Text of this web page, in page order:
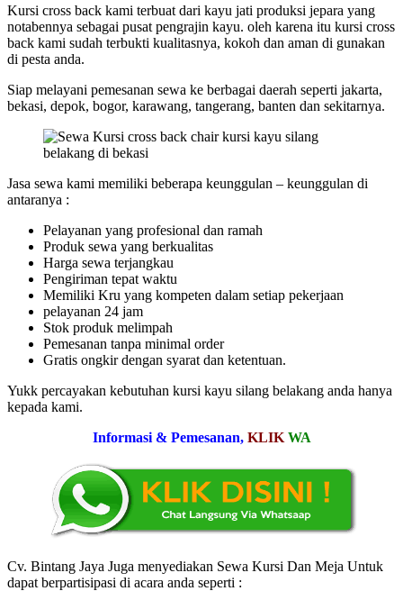
Kursi cross back kami terbuat dari kayu jati produksi jepara yang
notabennya sebagai pusat pengrajin kayu. oleh karena itu kursi cross
back kami sudah terbukti kualitasnya, kokoh dan aman di gunakan
di pesta anda.
Siap melayani pemesanan sewa ke berbagai daerah seperti jakarta,
bekasi, depok, bogor, karawang, tangerang, banten dan sekitarnya.
Jasa sewa kami memiliki beberapa keunggulan – keunggulan di
antaranya :
Pelayanan yang profesional dan ramah
Produk sewa yang berkualitas
Harga sewa terjangkau
Pengiriman tepat waktu
Memiliki Kru yang kompeten dalam setiap pekerjaan
pelayanan 24 jam
Stok produk melimpah
Pemesanan tanpa minimal order
Gratis ongkir dengan syarat dan ketentuan.
Yukk percayakan kebutuhan kursi kayu silang belakang anda hanya
kepada kami.
Informasi & Pemesanan, KLIK WA
Cv. Bintang Jaya Juga menyediakan Sewa Kursi Dan Meja Untuk
dapat berpartisipasi di acara anda seperti :